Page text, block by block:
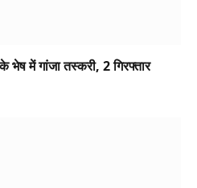
में गांजा तस्करी, 2 गिरफ्तार